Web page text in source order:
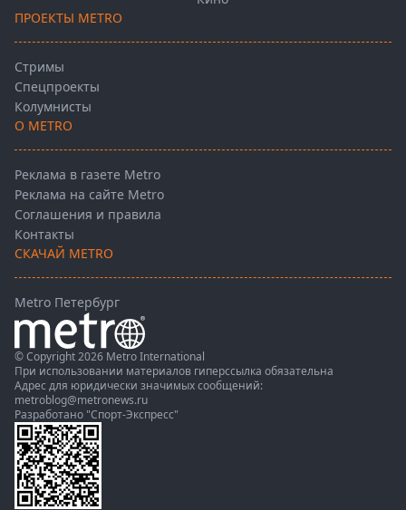
ПРОЕКТЫ METRO
Стримы
Спецпроекты
Колумнисты
О METRO
Реклама в газете Metro
Реклама на сайте Metro
Соглашения и правила
Контакты
СКАЧАЙ METRO
Metro Петербург
© Copyright 2026 Metro International
При использовании материалов гиперссылка обязательна
Адрес для юридически значимых сообщений:
metroblog@metronews.ru
Разработано "Спорт-Экспресс"